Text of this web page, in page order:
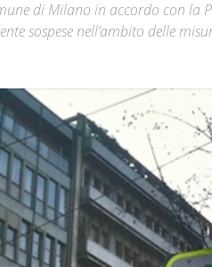
di Milano in accordo con
sospese nell’ambito delle